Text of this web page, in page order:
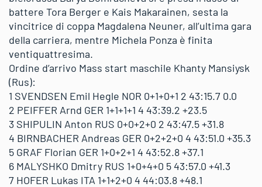
battere Tora Berger e Kais Makarainen, sesta la
vincitrice di coppa Magdalena Neuner, all’ultima gara
della carriera, mentre Michela Ponza è finita
ventiquattresima.
Ordine d’arrivo Mass start maschile Khanty Mansiysk
(Rus):
1 SVENDSEN Emil Hegle NOR 0+1+0+1 2 43:15.7 0.0
2 PEIFFER Arnd GER 1+1+1+1 4 43:39.2 +23.5
3 SHIPULIN Anton RUS 0+0+2+0 2 43:47.5 +31.8
4 BIRNBACHER Andreas GER 0+2+2+0 4 43:51.0 +35.3
5 GRAF Florian GER 1+0+2+1 4 43:52.8 +37.1
6 MALYSHKO Dmitry RUS 1+0+4+0 5 43:57.0 +41.3
7 HOFER Lukas ITA 1+1+2+0 4 44:03.8 +48.1